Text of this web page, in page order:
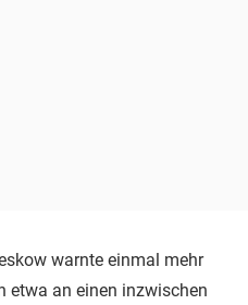
warnte einmal mehr
etwa an einen inzwischen